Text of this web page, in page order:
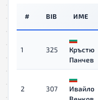
# BIB ИМЕ
1 325
Кръстю
Панчев
2 307
Ивайло